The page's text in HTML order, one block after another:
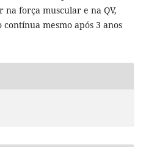
força muscular e na QV,
mesmo após 3 anos